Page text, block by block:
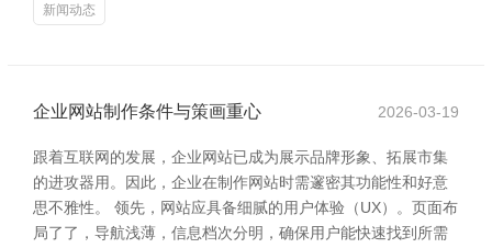
新闻动态
企业网站制作条件与策画重心 2026-03-19
跟着互联网的发展，企业网站已成为展示品牌形象、拓展市集
的进攻器用。因此，企业在制作网站时需邃密其功能性和好意
思不雅性。 领先，网站应具备细腻的用户体验（UX）。页面布
局了了，导航浅薄，信息档次分明，确保用户能快速找到所需